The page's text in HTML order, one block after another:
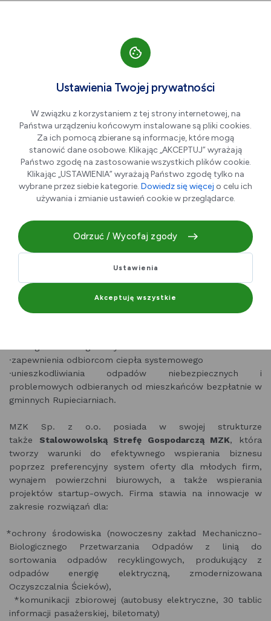
Miejski Zakład Komunalny
Tym co wyróżnia Stalową Wolę na tle innych miast Polski,
jest scentralizowana gospodarka komunalna. MZK Sp. z
o.o. zapewnia bezpieczeństwo dostaw wszystkich usług
komunalnych dla mieszkańców Stalowej Woli w zakresie:
·dostawy wody i odprowadzania ścieków
·komunikacji miejskiej i podmiejskiej
·zapewnienia odbiorcom ciepła systemowego
·unieszkodliwiania odpadów niebezpiecznych i
problemowych odbieranych od mieszkańców bezpłatnie w
gminnych Rupieciarniach.
MZK Sp. z o.o. posiada w swojej strukturze
także Stalowowolską Strefę Gospodarczą MZK, która
tworzy warunki do efektywnego wspierania biznesu
poprzez preferencyjny system oferty dla młodych firm,
wynajem powierzchni biurowych, a także wspierania
projektów startup-owych. Firma stawia na innowacje w
zakresie rozwiązań dla:
środowiska (nowoczesny zakład Mechaniczno-
Biologicznego Przetwarzania Odpadów z linią do
sortowania odpadów recyklingowych, produkujący z
odpadów energię elektryczną, zmodernizowana
Oczyszczalnia Ścieków),
zbiorowej (autobusy elektryczne, 30 tablic
informacji pasażerskiej, biletomaty)
Ustawienia Twojej prywatności
W związku z korzystaniem z tej strony internetowej, na
Państwa urządzeniu końcowym instalowane są pliki cookies.
Za ich pomocą zbierane są informacje, które mogą
stanowić dane osobowe. Klikając „AKCEPTUJ” wyrażają
Państwo zgodę na zastosowanie wszystkich plików cookie.
Klikając „USTAWIENIA” wyrażają Państwo zgodę tylko na
wybrane przez siebie kategorie. Dowiedz się więcej o celu ich
używania i zmianie ustawień cookie w przeglądarce.
Odrzuć / Wycofaj zgody
Ustawienia
Akceptuję wszystkie